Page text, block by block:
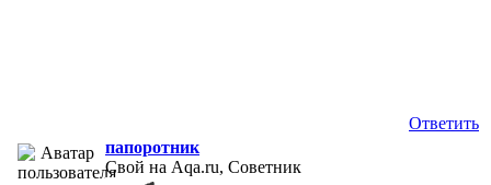
Ответить
папоротник
Свой на Aqa.ru, Советник